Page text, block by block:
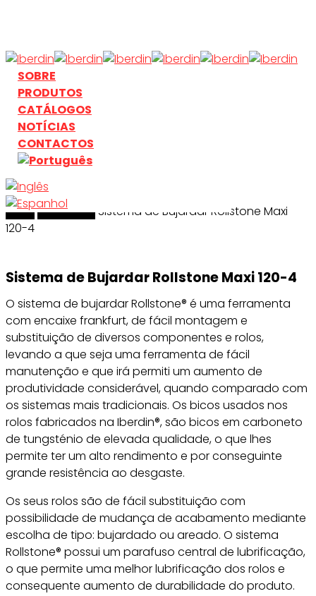
main
content
search
Menu
SOBRE
PRODUTOS
CATÁLOGOS
NOTÍCIAS
CONTACTOS
search
InícioBujardado Sistema de Bujardar Rollstone Maxi
120-4
Sistema de Bujardar Rollstone Maxi 120-4
O sistema de bujardar Rollstone® é uma ferramenta
com encaixe frankfurt, de fácil montagem e
substituição de diversos componentes e rolos,
levando a que seja uma ferramenta de fácil
manutenção e que irá permiti um aumento de
produtividade considerável, quando comparado com
os sistemas mais tradicionais. Os bicos usados nos
rolos fabricados na Iberdin®, são bicos em carboneto
de tungsténio de elevada qualidade, o que lhes
permite ter um alto rendimento e por conseguinte
grande resistência ao desgaste.
Os seus rolos são de fácil substituição com
possibilidade de mudança de acabamento mediante
escolha de tipo: bujardado ou areado. O sistema
Rollstone® possui um parafuso central de lubrificação,
o que permite uma melhor lubrificação dos rolos e
consequente aumento de durabilidade do produto.